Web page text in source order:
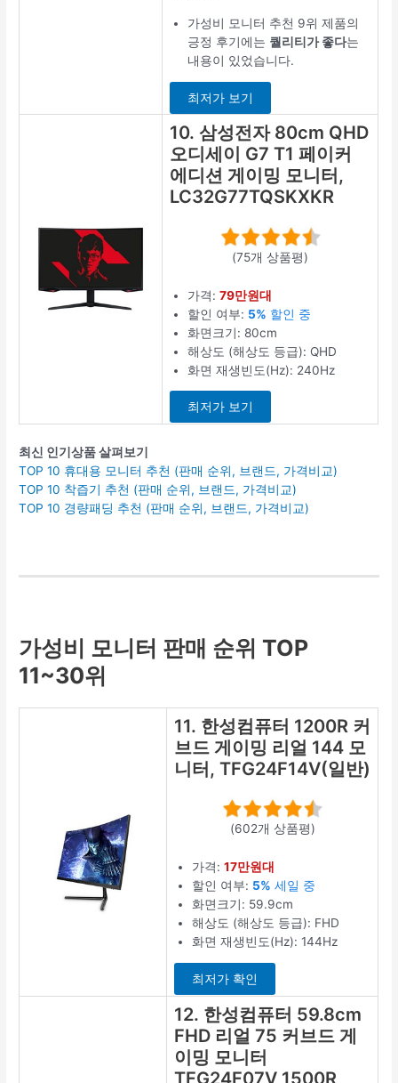
가성비 모니터 추천 9위 제품의
긍정 후기에는 퀄리티가 좋다는
내용이 있었습니다.
최저가 보기
10. 삼성전자 80cm QHD
오디세이 G7 T1 페이커
에디션 게이밍 모니터,
LC32G77TQSKXKR
(75개 상품평)
가격:79만원대
할인 여부: 5% 할인 중
화면크기: 80cm
해상도 (해상도 등급): QHD
화면 재생빈도(Hz): 240Hz
최저가 보기
최신 인기상품 살펴보기
TOP 10 휴대용 모니터 추천 (판매 순위, 브랜드, 가격비교)
TOP 10 착즙기 추천 (판매 순위, 브랜드, 가격비교)
TOP 10 경량패딩 추천 (판매 순위, 브랜드, 가격비교)
가성비 모니터 판매 순위 TOP
11~30위
11. 한성컴퓨터 1200R 커
브드 게이밍 리얼 144 모
니터, TFG24F14V(일반)
(602개 상품평)
가격:17만원대
할인 여부: 5% 세일 중
화면크기: 59.9cm
해상도 (해상도 등급): FHD
화면 재생빈도(Hz): 144Hz
최저가 확인
12. 한성컴퓨터 59.8cm
FHD 리얼 75 커브드 게
이밍 모니터
TFG24F07V 1500R,